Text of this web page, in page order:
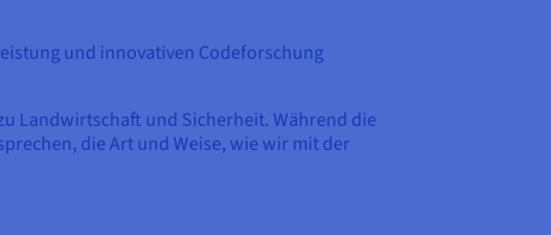
und innovativen Codeforschung
Landwirtschaft und Sicherheit. Während die
die Art und Weise, wie wir mit der